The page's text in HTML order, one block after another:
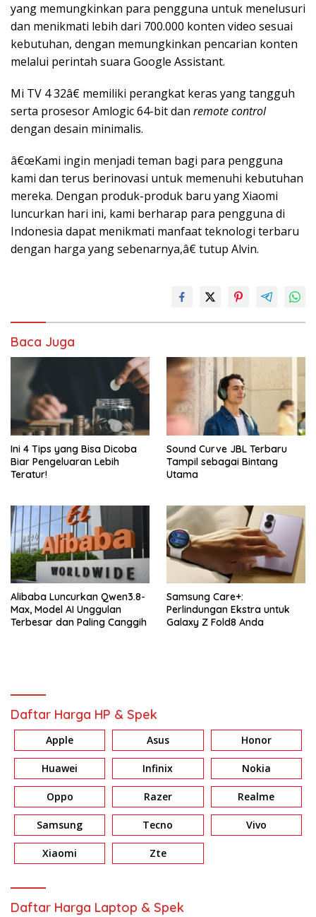
yang memungkinkan para pengguna untuk menelusuri
dan menikmati lebih dari 700.000 konten video sesuai
kebutuhan, dengan memungkinkan pencarian konten
melalui perintah suara Google Assistant.
Mi TV 4 32â€ memiliki perangkat keras yang tangguh
serta prosesor Amlogic 64-bit dan remote control
dengan desain minimalis.
â€œKami ingin menjadi teman bagi para pengguna
kami dan terus berinovasi untuk memenuhi kebutuhan
mereka. Dengan produk-produk baru yang Xiaomi
luncurkan hari ini, kami berharap para pengguna di
Indonesia dapat menikmati manfaat teknologi terbaru
dengan harga yang sebenarnya,â€ tutup Alvin.
Baca Juga
Ini 4 Tips yang Bisa Dicoba
Biar Pengeluaran Lebih
Teratur!
Sound Curve JBL Terbaru
Tampil sebagai Bintang
Utama
Alibaba Luncurkan Qwen3.8-
Max, Model AI Unggulan
Terbesar dan Paling Canggih
Samsung Care+:
Perlindungan Ekstra untuk
Galaxy Z Fold8 Anda
Daftar Harga HP & Spek
Apple Asus Honor
Huawei Infinix Nokia
Oppo Razer Realme
Samsung Tecno Vivo
Xiaomi Zte
Daftar Harga Laptop & Spek